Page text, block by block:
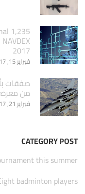
2017
فبراير 15, 2017
من
فبراير 21, 2017
CATEGORY POST
this summer
badminton players